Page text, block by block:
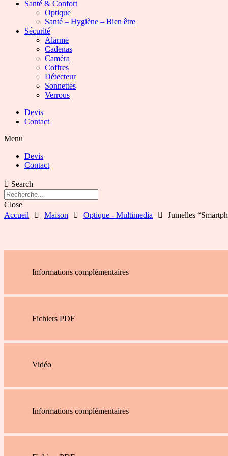
Santé & Confort
Optique
Santé – Hygiène – Bien être
Sécurité
Alarme
Cadenas
Caméra
Coffres
Détecteur
Sonnettes
Verrous
Devis
Contact
Menu
Devis
Contact
Search
Close
Accueil
Maison Optique - Multimedia Jumelles
Informations complémentaires
Fichiers PDF
Vidéo
Informations complémentaires